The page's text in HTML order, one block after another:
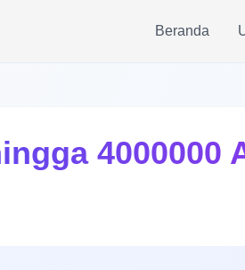
Beranda
4000000